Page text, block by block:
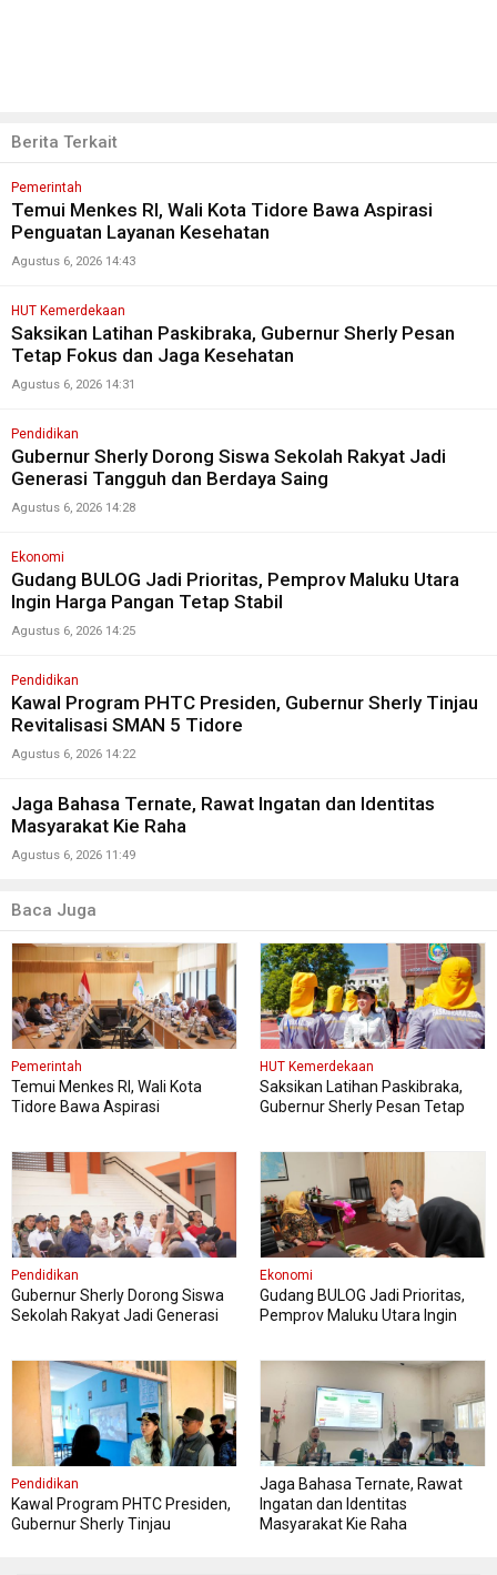
Berita Terkait
Pemerintah
Temui Menkes RI, Wali Kota Tidore Bawa Aspirasi
Penguatan Layanan Kesehatan
Agustus 6, 2026 14:43
HUT Kemerdekaan
Saksikan Latihan Paskibraka, Gubernur Sherly Pesan
Tetap Fokus dan Jaga Kesehatan
Agustus 6, 2026 14:31
Pendidikan
Gubernur Sherly Dorong Siswa Sekolah Rakyat Jadi
Generasi Tangguh dan Berdaya Saing
Agustus 6, 2026 14:28
Ekonomi
Gudang BULOG Jadi Prioritas, Pemprov Maluku Utara
Ingin Harga Pangan Tetap Stabil
Agustus 6, 2026 14:25
Pendidikan
Kawal Program PHTC Presiden, Gubernur Sherly Tinjau
Revitalisasi SMAN 5 Tidore
Agustus 6, 2026 14:22
Jaga Bahasa Ternate, Rawat Ingatan dan Identitas
Masyarakat Kie Raha
Agustus 6, 2026 11:49
Baca Juga
Pemerintah
Temui Menkes RI, Wali Kota
Tidore Bawa Aspirasi
HUT Kemerdekaan
Saksikan Latihan Paskibraka,
Gubernur Sherly Pesan Tetap
Pendidikan
Gubernur Sherly Dorong Siswa
Sekolah Rakyat Jadi Generasi
Ekonomi
Gudang BULOG Jadi Prioritas,
Pemprov Maluku Utara Ingin
Pendidikan
Kawal Program PHTC Presiden,
Gubernur Sherly Tinjau
Jaga Bahasa Ternate, Rawat
Ingatan dan Identitas
Masyarakat Kie Raha